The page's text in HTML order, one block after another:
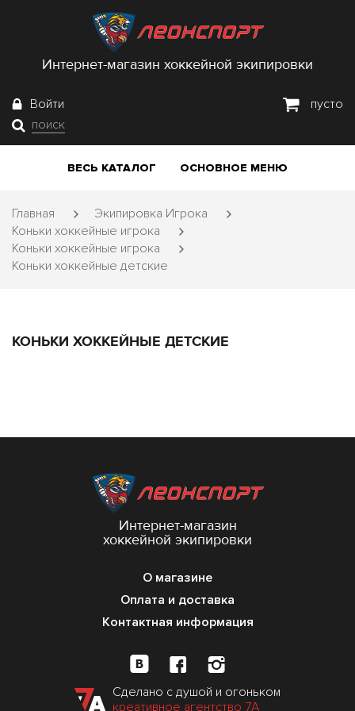
Интернет-магазин хоккейной экипировки
Войти
поиск
пусто
ВЕСЬ КАТАЛОГ ОСНОВНОЕ МЕНЮ
Главная
Экипировка Игрока
Коньки хоккейные игрока
Коньки хоккейные игрока
Коньки хоккейные детские
КОНЬКИ ХОККЕЙНЫЕ ДЕТСКИЕ
Интернет-магазин
хоккейной экипировки
О магазине
Оплата и доставка
Контактная информация
Сделано с душой и огоньком
креативное агентство 7А